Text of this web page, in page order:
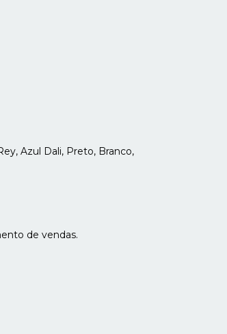
Azul Dali, Preto, Branco,
de vendas.